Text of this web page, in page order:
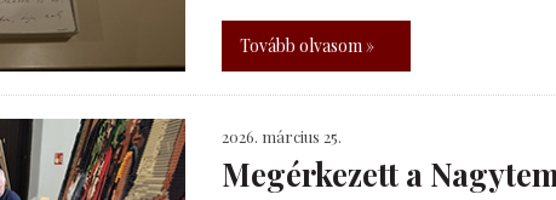
Tovább olvasom »
2026. március 25.
Megérkezett a